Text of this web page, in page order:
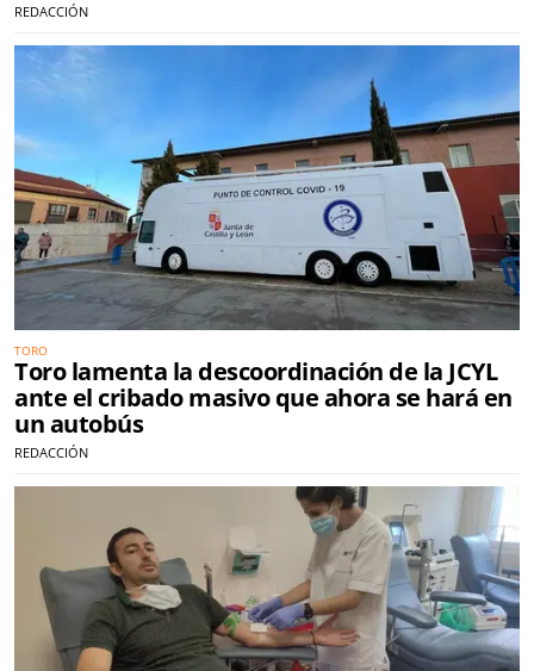
REDACCIÓN
TORO
Toro lamenta la descoordinación de la JCYL
ante el cribado masivo que ahora se hará en
un autobús
REDACCIÓN